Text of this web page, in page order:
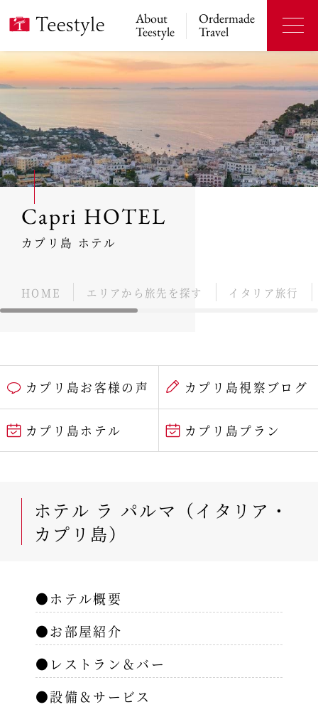
About
Teestyle
Ordermade
Travel
Capri HOTEL
カプリ島 ホテル
HOME エリアから旅先を探す イタリア旅行
カプリ島お客様の声 カプリ島視察ブログ
カプリ島ホテル カプリ島プラン
ホテル ラ パルマ（イタリア・
カプリ島）
●ホテル概要
●お部屋紹介
●レストラン＆バー
●設備＆サービス